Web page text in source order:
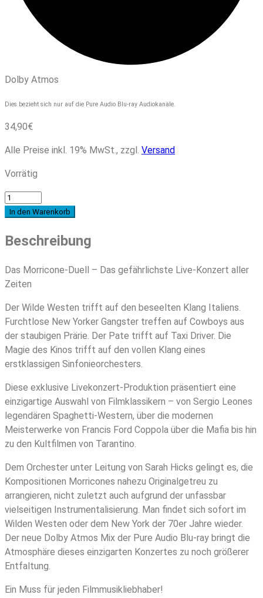
Dolby Atmos
Dies bezieht sich nur auf die Pure Audio Blu-ray Audiokanäle.
34,90€
Alle Preise inkl. 19% MwSt., zzgl. Versand
Vorrätig
Various
Artists
The
Duel
(Studio-
Heimkinoedition)
Ltd.
Edition
Menge
In den Warenkorb
Beschreibung
Das Morricone-Duell – Das gefährlichste Live-Konzert aller
Zeiten
Der Wilde Westen trifft auf den beseelten Klang Italiens.
Furchtlose New Yorker Gangster treffen auf Cowboys aus
der staubigen Prärie. Der Pate trifft auf Taxi Driver. Die
Magie des Kinos trifft auf den vollen Klang eines
erstklassigen Sinfonieorchesters.
Diese exklusive Livekonzert-Produktion präsentiert eine
einzigartige Auswahl von Filmklassikern – von Sergio Leones
legendären Spaghetti-Western, über die modernen
Meisterwerke von Francis Ford Coppola über die Mafia bis hin
zu den Kultfilmen von Tarantino.
Dem Orchester unter Leitung von Sarah Hicks gelingt es, die
Kompositionen Morricones nahezu Originalgetreu zu
arrangieren, nicht zuletzt auch aufgrund der unfassbar
vielseitigen Instrumentalisierung. Man findet sich sofort im
Wilden Westen oder dem New York der 70er Jahre wieder.
Der neue Dolby Atmos Mix der Pure Audio Blu-ray bringt die
Atmosphäre dieses einzigarten Konzertes zu noch größerer
Entfaltung.
Ein Muss für jeden Filmmusikliebhaber!